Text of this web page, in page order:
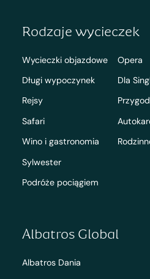
Rodzaje wycieczek
Wycieczki objazdowe
Długi wypoczynek
Rejsy
Safari
Wino i gastronomia
Sylwester
Podróże pociągiem
Opera
Dla
Albatros Global
Albatros Dania